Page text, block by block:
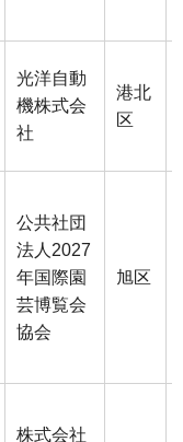
光洋自動
機株式会
社
港北
区
公共社団
法人2027
年国際園
芸博覧会
協会
旭区
株式会社